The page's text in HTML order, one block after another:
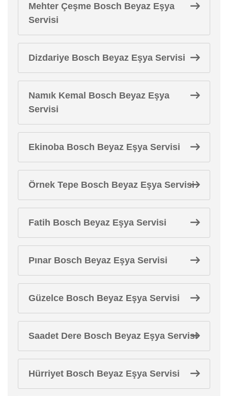
Mehter Çeşme Bosch Beyaz Eşya
Servisi
Dizdariye Bosch Beyaz Eşya Servisi
Namık Kemal Bosch Beyaz Eşya
Servisi
Ekinoba Bosch Beyaz Eşya Servisi
Örnek Tepe Bosch Beyaz Eşya Servisi
Fatih Bosch Beyaz Eşya Servisi
Pınar Bosch Beyaz Eşya Servisi
Güzelce Bosch Beyaz Eşya Servisi
Saadet Dere Bosch Beyaz Eşya Servisi
Hürriyet Bosch Beyaz Eşya Servisi